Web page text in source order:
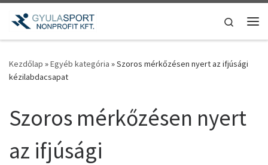
Teljes tartalom megjelenítése
Search
Kezdőlap »Egyéb kategória »Szoros mérkőzésen nyert az ifjúsági
kézilabdacsapat
Szoros mérkőzésen nyert
az ifjúsági